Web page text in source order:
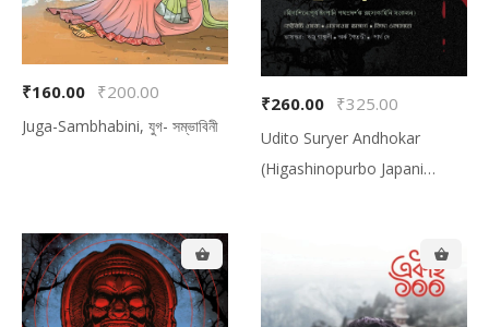
₹160.00 ₹200.00
Juga-Sambhabini, যুগ- সম্ভাবিনী
₹260.00 ₹325.00
Udito Suryer Andhokar
(Higashinopurbo Japani
উদিত সূর্যের অন্ধকার (হিগাশিনোপূর্ব
জাপানি পথপ্রদর্শক রহস্যকাহিনি সংকলন)